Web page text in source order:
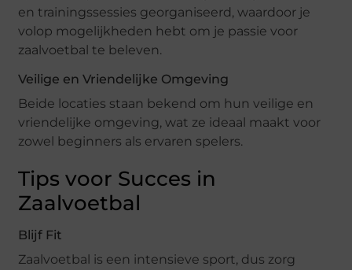
en trainingssessies georganiseerd, waardoor je
volop mogelijkheden hebt om je passie voor
zaalvoetbal te beleven.
Veilige en Vriendelijke Omgeving
Beide locaties staan bekend om hun veilige en
vriendelijke omgeving, wat ze ideaal maakt voor
zowel beginners als ervaren spelers.
Tips voor Succes in
Zaalvoetbal
Blijf Fit
Zaalvoetbal is een intensieve sport, dus zorg